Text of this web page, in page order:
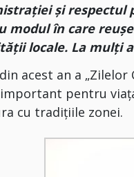
și respectul
modul în care
locale. La mulți
acest an a
pentru
cu tradițiile zonei.